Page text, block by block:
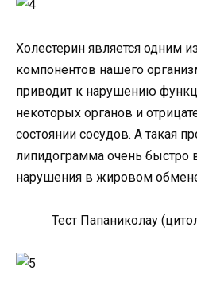
Холестерин является одним
компонентов нашего
приводит к нарушению
некоторых органов и
состоянии сосудов. А такая
липидограмма очень быстро
нарушения в жировом
Тест Папаниколау